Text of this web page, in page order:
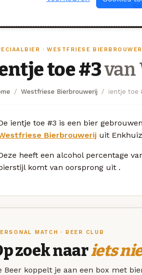
· WESTFRIESE
toe #3van
Westfriese Bierbrouwerij ientje toe
ientje toe #3 is een bier
Bierbrouwerij uit
heeft een alcohol percentage
komt van oorsprong uit .
MATCH · BEER CLUB
zoek naariets
Beer koppelt je aan een box met